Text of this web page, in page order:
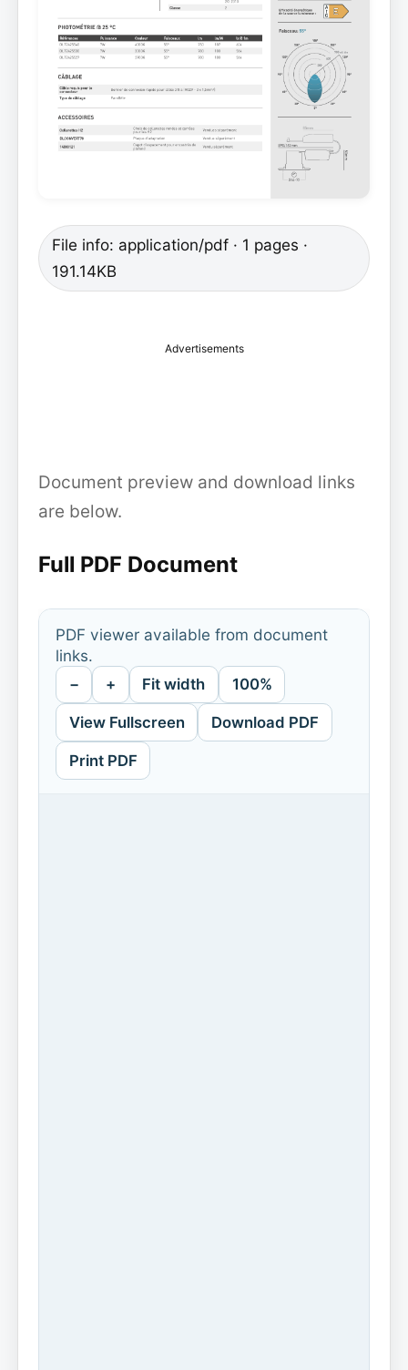
File info: application/pdf · 1 pages ·
191.14KB
Advertisements
Document preview and download links
are below.
Full PDF Document
PDF viewer available from document
links.
− + Fit width 100%
View Fullscreen Download PDF
Print PDF